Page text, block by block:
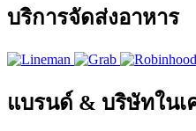
บริการจัดส่งอาหาร
แบรนด์ & บริษัทในเ